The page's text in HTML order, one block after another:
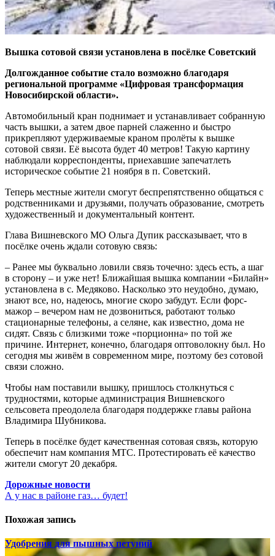
Вышка сотовой связи установлена в посёлке Советский
Долгожданное событие стало возможно благодаря
региональной программе «Цифровая трансформация
Новосибирской области».
Автомобильный кран поднимает и устанавливает собранную
часть вышки, а затем двое парней слаженно и быстро
прикрепляют удерживаемые краном пролёты к вышке
сотовой связи. Её высота будет 40 метров! Такую картину
наблюдали корреспонденты, приехавшие запечатлеть
историческое событие 21 ноября в п. Советский.
Теперь местные жители смогут беспрепятственно общаться с
родственниками и друзьями, получать образование, смотреть
художественный и документальный контент.
Глава Вишневского МО Ольга Дупик рассказывает, что в
посёлке очень ждали сотовую связь:
– Ранее мы буквально ловили связь точечно: здесь есть, а шаг
в сторону – и уже нет! Ближайшая вышка компании «Билайн»
установлена в с. Медяково. Насколько это неудобно, думаю,
знают все, но, надеюсь, многие скоро забудут. Если форс-
мажор – вечером нам не дозвониться, работают только
стационарные телефоны, а селяне, как известно, дома не
сидят. Связь с близкими тоже «порционна» по той же
причине. Интернет, конечно, благодаря оптоволокну был. Но
сегодня мы живём в современном мире, поэтому без сотовой
связи сложно.
Чтобы нам поставили вышку, пришлось столкнуться с
трудностями, которые администрация Вишневского
сельсовета преодолела благодаря поддержке главы района
Владимира Шубникова.
Теперь в посёлке будет качественная сотовая связь, которую
обеспечит нам компания МТС. Протестировать её качество
жители смогут 20 декабря.
Навигация
по
записям
Дорожные новости
А у нас в районе газ… будет!
Похожая запись
Удобрения для пышных петуний